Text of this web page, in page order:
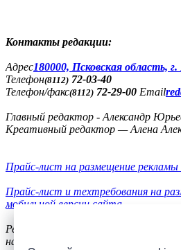
Контакты редакции:
Адреc180000, Псковская область,
Телефон(8112) 72-03-40
Телефон/факс(8112) 72-29-00 Email
Главный редактор - Александр
Креативный редактор — Алена
Прайс-лист на размещение
Прайс-лист и техтребования на
мобильной версии сайта
Реклама
на сайте